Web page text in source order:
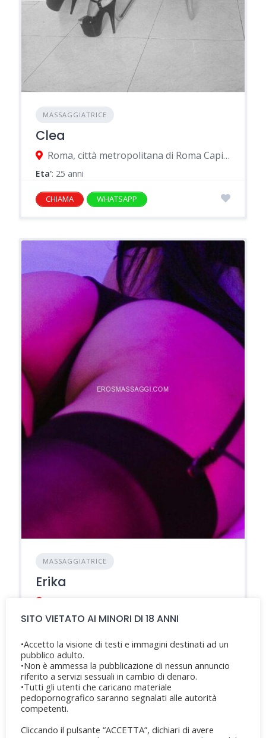
MASSAGGIATRICE
Clea
Roma, città metropolitana di Roma Capitale, Italia
Eta': 25 anni
CHIAMA WHATSAPP
MASSAGGIATRICE
Erika
Eta': 40 anni
CHIAMA WHATSAPP
SITO VIETATO AI MINORI DI 18 ANNI
•Accetto la visione di testi e immagini destinati ad un
pubblico adulto.
•Non è ammessa la pubblicazione di nessun annuncio
riferito a servizi sessuali in cambio di denaro.
•Tutti gli utenti che caricano materiale
pedopornografico saranno segnalati alle autorità
competenti.
Cliccando il pulsante “ACCETTA”, dichiari di avere